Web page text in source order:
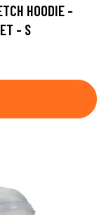
HOODIE -
- S